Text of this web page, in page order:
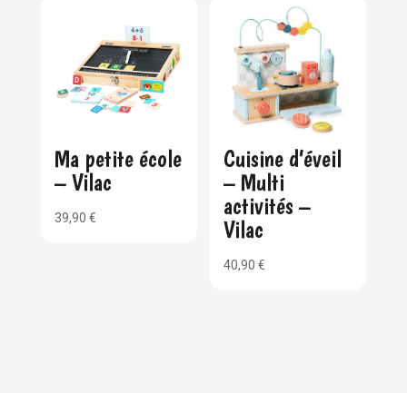
Ma petite école
– Vilac
39,90 €
Cuisine d’éveil
– Multi
activités –
Vilac
40,90€